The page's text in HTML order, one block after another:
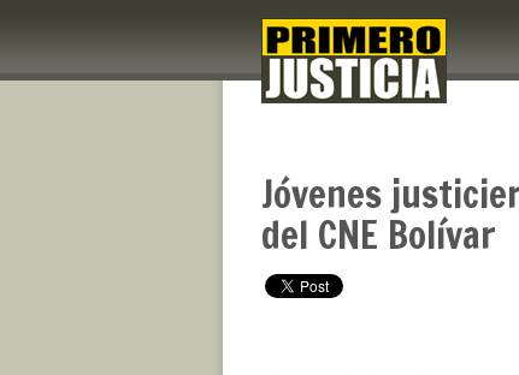
Jóvenes
del CNE Bolívar